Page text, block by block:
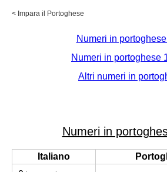
< Impara il Portoghese
Numeri in
Numeri in portoghese
Altri numeri in
Numeri in
Italiano